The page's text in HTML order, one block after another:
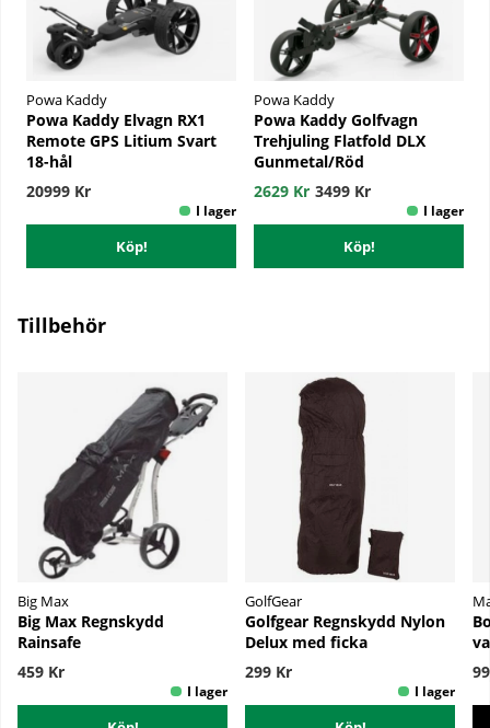
Powa Kaddy
Powa Kaddy Elvagn RX1
Remote GPS Litium Svart
18-hål
20999 Kr
Köp!
Powa Kaddy
Powa Kaddy Golfvagn
Trehjuling Flatfold DLX
Gunmetal/Röd
2629 Kr 3499 Kr
Köp!
Tillbehör
Big Max
Big Max Regnskydd
Rainsafe
459 Kr
GolfGear
Golfgear Regnskydd Nylon
Delux med ficka
299 Kr